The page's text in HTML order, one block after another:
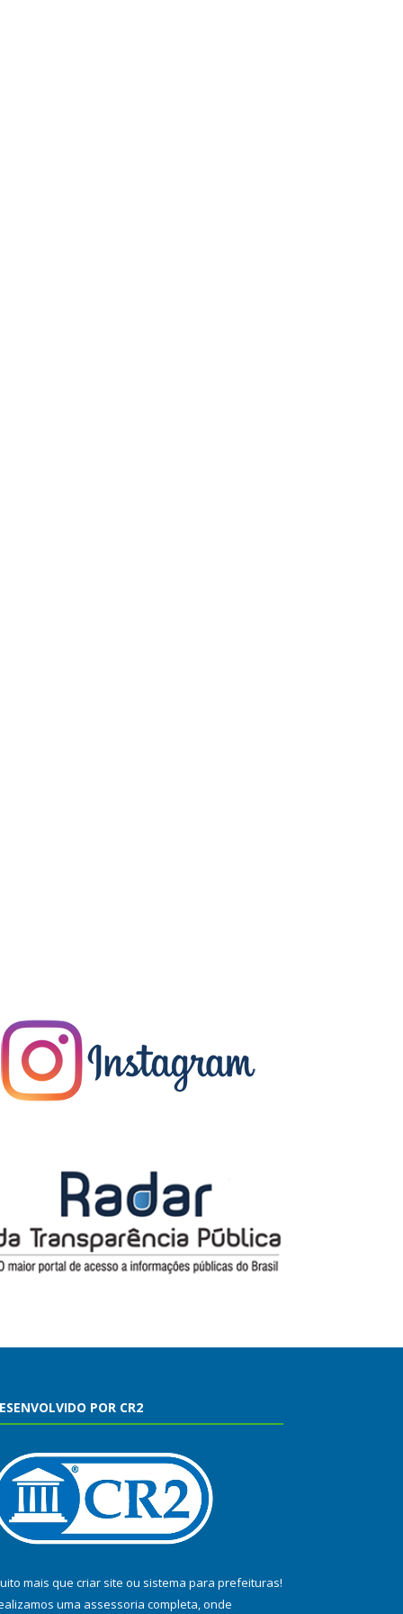
POR CR2
mais que criar site ou sistema para prefeituras!
uma assessoria completa, onde